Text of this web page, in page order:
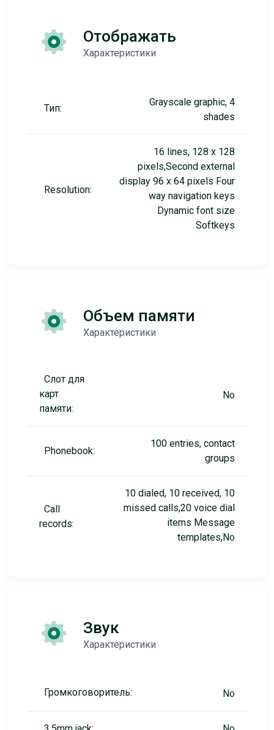
Отображать
Характеристики
Тип:
Grayscale graphic, 4
shades
Resolution:
16 lines, 128 x 128
pixels,Second external
display 96 x 64 pixels Four
way navigation keys
Dynamic font size
Softkeys
Объем памяти
Характеристики
Слот для
карт
памяти:
No
Phonebook:
100 entries, contact
groups
Call
records:
10 dialed, 10 received, 10
missed calls,20 voice dial
items Message
templates,No
Звук
Характеристики
Громкоговоритель: No